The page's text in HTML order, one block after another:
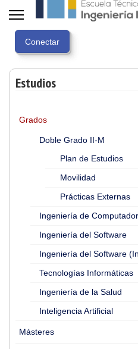
Estudios
Grados
Doble Grado II-M
Plan de Estudios
Movilidad
Prácticas Externas
Ingeniería de
Ingeniería del Software
Ingeniería del Software
Tecnologías Informáticas
Ingeniería de la Salud
Inteligencia Artificial
Másteres